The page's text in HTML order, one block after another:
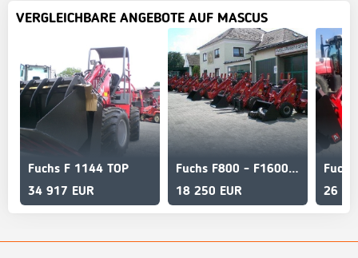
VERGLEICHBARE ANGEBOTE AUF MASCUS
Fuchs F 1144 TOP
34 917 EUR
Fuchs F800 - F1600 mit Österreichpaket
18 250 EUR
26